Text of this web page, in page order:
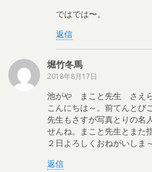
ではでは〜。
返信
堀竹冬馬
2018年8月17日
池がや まこと先生 さえ
こんにちは～。前てんとび
先生もさすが写真とりの名
せんね。まこと先生とまた
２日よろしくおねがいしま
返信